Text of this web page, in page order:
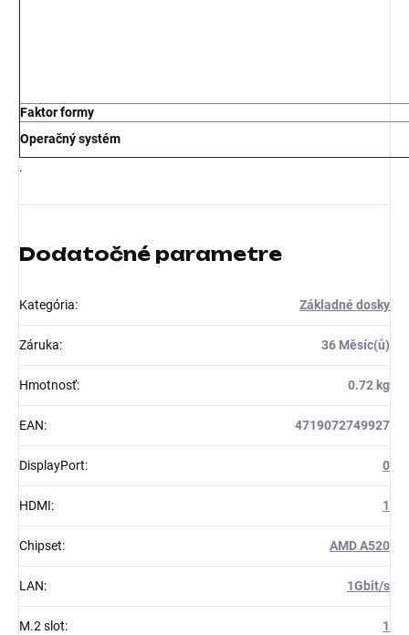
Faktor formy
Operačný systém
.
Dodatočné parametre
Kategória: Základné dosky
Záruka: 36 Měsíc(ů)
Hmotnosť: 0.72 kg
EAN: 4719072749927
DisplayPort: 0
HDMI: 1
Chipset: AMD A520
LAN: 1Gbit/s
M.2 slot: 1